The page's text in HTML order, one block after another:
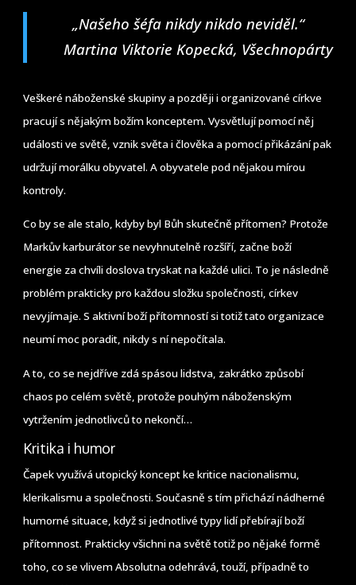
„Našeho šéfa nikdy nikdo neviděl.“
Martina Viktorie Kopecká, Všechnopárty
Veškeré náboženské skupiny a později i organizované církve
pracují s nějakým božím konceptem. Vysvětlují pomocí něj
události ve světě, vznik světa i člověka a pomocí přikázání pak
udržují morálku obyvatel. A obyvatele pod nějakou mírou
kontroly.
Co by se ale stalo, kdyby byl Bůh skutečně přítomen? Protože
Markův karburátor se nevyhnutelně rozšíří, začne boží
energie za chvíli doslova tryskat na každé ulici. To je následně
problém prakticky pro každou složku společnosti, církev
nevyjímaje. S aktivní boží přítomností si totiž tato organizace
neumí moc poradit, nikdy s ní nepočítala.
A to, co se nejdříve zdá spásou lidstva, zakrátko způsobí
chaos po celém světě, protože pouhým náboženským
vytržením jednotlivců to nekončí…
Kritika i humor
Čapek využívá utopický koncept ke kritice nacionalismu,
klerikalismu a společnosti. Současně s tím přichází nádherné
humorné situace, když si jednotlivé typy lidí přebírají boží
přítomnost. Prakticky všichni na světě totiž po nějaké formě
toho, co se vlivem Absolutna odehrává, touží, případně to